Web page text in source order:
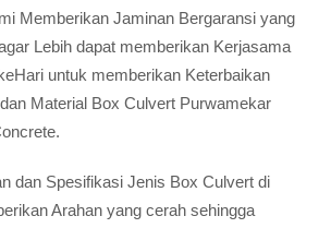
Memberikan Jaminan Bergaransi yang
Lebih dapat memberikan Kerjasama
untuk memberikan Keterbaikan
Material Box Culvert Purwamekar
dan Spesifikasi Jenis Box Culvert di
Arahan yang cerah sehingga